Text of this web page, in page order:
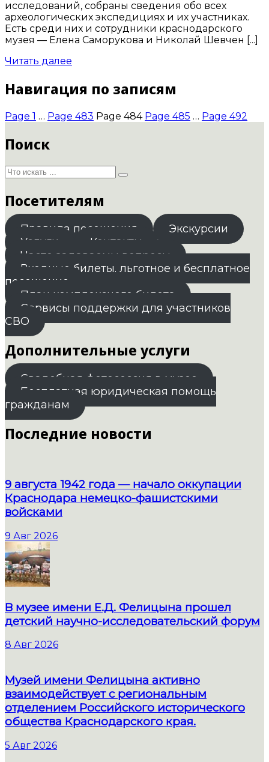
исследований, собраны сведения обо всех
археологических экспедициях и их участниках.
Есть среди них и сотрудники краснодарского
музея — Елена Саморукова и Николай Шевчен [...]
Читать далее
Навигация по записям
Page 1 … Page 483 Page 484 Page 485 … Page 492
Поиск
Посетителям
Правила посещения
Экскурсии
Услуги
Контакты
Часто задаваемы вопросы
Входные билеты. льготное и бесплатное
посещение
План комплексного билета
Сервисы поддержки для участников
СВО
Дополнительные услуги
Свадебная фотосессия в музее
Бесплатная юридическая помощь
гражданам
Последние новости
9 августа 1942 года — начало оккупации
Краснодара немецко-фашистскими
войсками
9 Авг 2026
В музее имени Е.Д. Фелицына прошел
детский научно-исследовательский форум
8 Авг 2026
Музей имени Фелицына активно
взаимодействует с региональным
отделением Российского исторического
общества Краснодарского края.
5 Авг 2026